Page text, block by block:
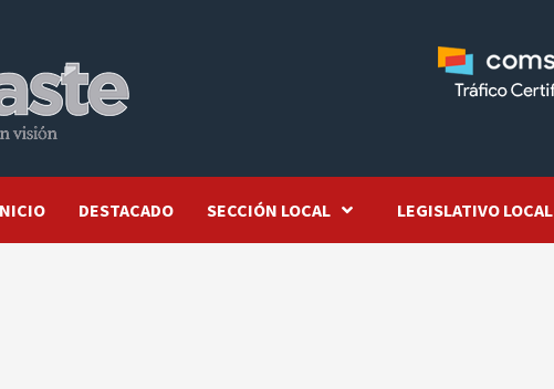
DESTACADO SECCIÓN LOCAL LEGISLATIVO LOCAL